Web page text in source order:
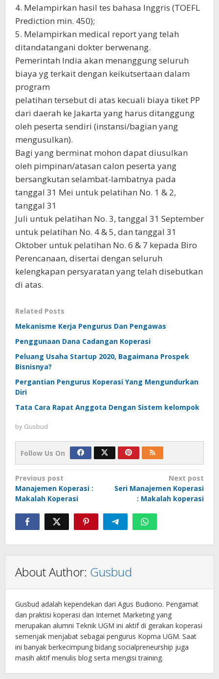
4. Melampirkan hasil tes bahasa Inggris (TOEFL
Prediction min. 450);
5. Melampirkan medical report yang telah
ditandatangani dokter berwenang.
Pemerintah India akan menanggung seluruh
biaya yg terkait dengan keikutsertaan dalam
program
pelatihan tersebut di atas kecuali biaya tiket PP
dari daerah ke Jakarta yang harus ditanggung
oleh peserta sendiri (instansi/bagian yang
mengusulkan).
Bagi yang berminat mohon dapat diusulkan
oleh pimpinan/atasan calon peserta yang
bersangkutan selambat-lambatnya pada
tanggal 31 Mei untuk pelatihan No. 1 & 2,
tanggal 31
Juli untuk pelatihan No. 3, tanggal 31 September
untuk pelatihan No. 4 & 5, dan tanggal 31
Oktober untuk pelatihan No. 6 & 7 kepada Biro
Perencanaan, disertai dengan seluruh
kelengkapan persyaratan yang telah disebutkan
di atas.
Related Posts
Mekanisme Kerja Pengurus Dan Pengawas
Penggunaan Dana Cadangan Koperasi
Peluang Usaha Startup 2020, Bagaimana Prospek
Bisnisnya?
Pergantian Pengurus Koperasi Yang Mengundurkan
Diri
Tata Cara Rapat Anggota Dengan Sistem kelompok
by Gusbud
Follow Us On
Post
navigation
Previous post
Manajemen Koperasi :
Makalah Koperasi
Next post
Seri Manajemen Koperasi
: Makalah koperasi
About Author: Gusbud
Gusbud adalah kependekan dari Agus Budiono. Pengamat
dan praktisi koperasi dan Internet Marketing yang
merupakan alumni Teknik UGM ini aktif di gerakan koperasi
semenjak menjabat sebagai pengurus Kopma UGM. Saat
ini banyak berkecimpung bidang socialpreneurship juga
masih aktif menulis blog serta mengisi training.